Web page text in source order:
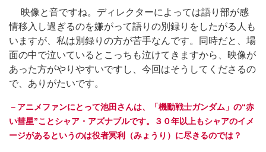
映像と音ですね。ディレクターによっては語り部が感
情移入し過ぎるのを嫌がって語りの別録りをしたがる人も
いますが、私は別録りの方が苦手なんです。同時だと、場
面の中で泣いているとこっちも泣けてきますから、映像が
あった方がやりやすいですし、今回はそうしてくださるの
で、ありがたいです。
－アニメファンにとって池田さんは、「機動戦士ガンダム」の“赤
い彗星”ことシャア・アズナブルです。３０年以上もシャアのイメ
ージがあるというのは役者冥利（みょうり）に尽きるのでは？